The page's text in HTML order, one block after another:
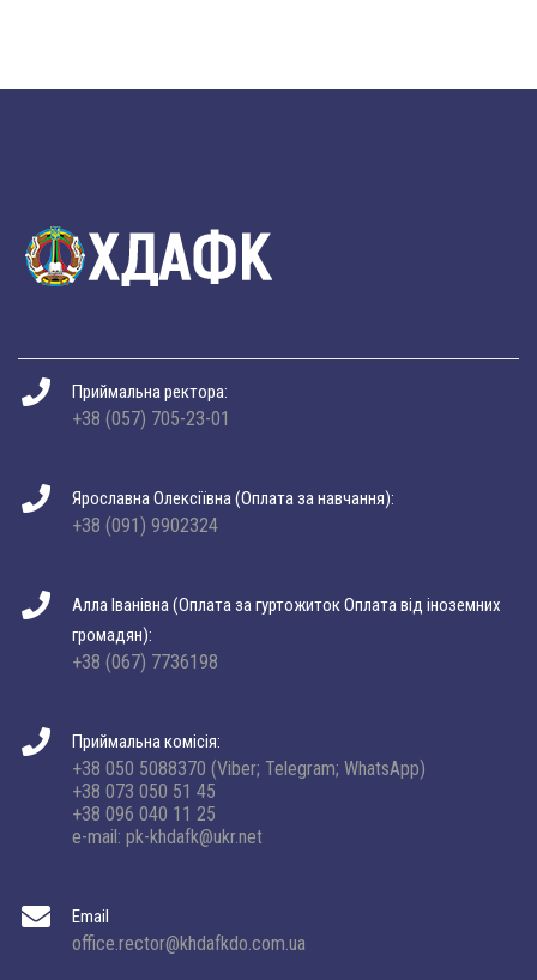
Приймальна ректора:
+38 (057) 705-23-01
Ярославна Олексіївна (Оплата за навчання):
+38 (091) 9902324
Алла Іванівна (Оплата за гуртожиток Оплата від іноземних
громадян):
+38 (067) 7736198
Приймальна комісія:
+38 050 5088370 (Viber; Telegram; WhatsApp)
+38 073 050 51 45
+38 096 040 11 25
e-mail: pk-khdafk@ukr.net
Email
office.rector@khdafkdo.com.ua